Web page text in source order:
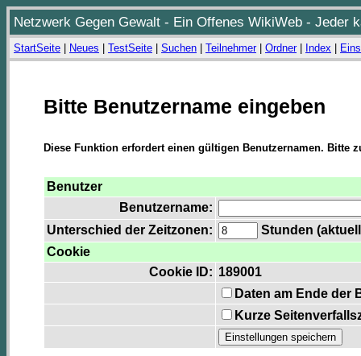
Netzwerk Gegen Gewalt - Ein Offenes WikiWeb - Jeder
StartSeite Neues TestSeite Suchen Teilnehmer| Ordner| Index
Bitte Benutzername eingeben
Diese Funktion erfordert einen gültigen Benutzernamen. Bitte
Benutzer
Benutzername:
Unterschied der Zeitzonen:
Stunden
Cookie
Cookie ID: 189001
Daten am Ende der
Kurze